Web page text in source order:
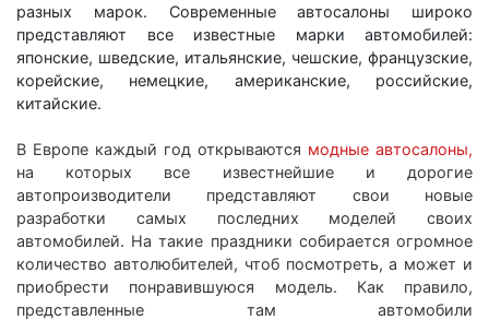
разных марок. Современные автосалоны широко
представляют все известные марки автомобилей:
японские, шведские, итальянские, чешские, французские,
корейские, немецкие, американские, российские,
китайские.
В Европе каждый год открываются модные автосалоны,
на которых все известнейшие и дорогие
автопроизводители представляют свои новые
разработки самых последних моделей своих
автомобилей. На такие праздники собирается огромное
количество автолюбителей, чтоб посмотреть, а может и
приобрести понравившуюся модель. Как правило,
представленные там автомобили